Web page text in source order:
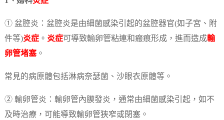
① 盆腔炎：盆腔炎是由細菌感染引起的盆腔器官(如子宮、附
件等)炎症。 炎症可導致輸卵管粘連和瘢痕形成，進而造成輸
卵管堵塞。
常見的病原體包括淋病奈瑟菌、沙眼衣原體等。
② 輸卵管炎：輸卵管內膜發炎，通常由細菌感染引起，如不
及時治療，可能導致輸卵管狹窄或閉塞。